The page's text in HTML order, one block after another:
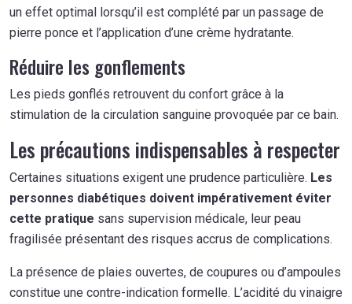
un effet optimal lorsqu’il est complété par un passage de
pierre ponce et l’application d’une crème hydratante.
Réduire les gonflements
Les pieds gonflés retrouvent du confort grâce à la
stimulation de la circulation sanguine provoquée par ce bain.
Les précautions indispensables à respecter
Certaines situations exigent une prudence particulière. Les
personnes diabétiques doivent impérativement éviter
cette pratique sans supervision médicale, leur peau
fragilisée présentant des risques accrus de complications.
La présence de plaies ouvertes, de coupures ou d’ampoules
constitue une contre-indication formelle. L’acidité du vinaigre